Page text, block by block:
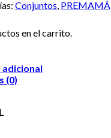
en el carrito.
Conjuntos, PREMAMÁ
(0)